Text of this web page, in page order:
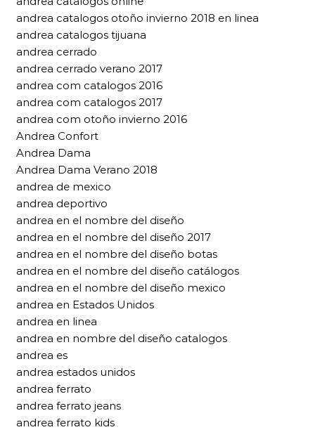
andrea catalogos otoño invierno 2018 en linea
andrea catalogos tijuana
andrea cerrado
andrea cerrado verano 2017
andrea com catalogos 2016
andrea com catalogos 2017
andrea com otoño invierno 2016
Andrea Confort
Andrea Dama
Andrea Dama Verano 2018
andrea de mexico
andrea deportivo
andrea en el nombre del diseño
andrea en el nombre del diseño 2017
andrea en el nombre del diseño botas
andrea en el nombre del diseño catálogos
andrea en el nombre del diseño mexico
andrea en Estados Unidos
andrea en linea
andrea en nombre del diseño catalogos
andrea es
andrea estados unidos
andrea ferrato
andrea ferrato jeans
andrea ferrato kids